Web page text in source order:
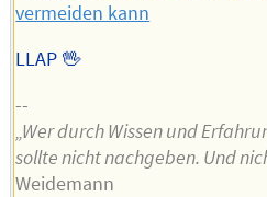
vermeiden kann
LLAP 🖖
--
„Wer durch Wissen und
sollte nicht nachgeben. Und
Weidemann